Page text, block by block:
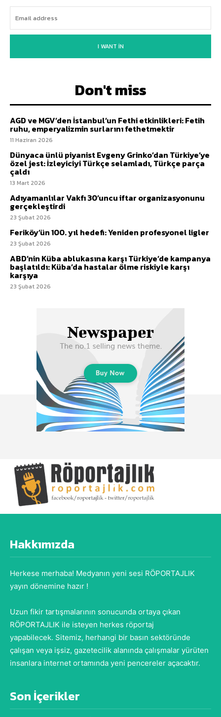
I WANT IN
Don't miss
AGD ve MGV’den İstanbul’un Fethi etkinlikleri: Fetih
ruhu, emperyalizmin surlarını fethetmektir
11 Haziran 2026
Dünyaca ünlü piyanist Evgeny Grinko’dan Türkiye’ye
özel jest: İzleyiciyi Türkçe selamladı, Türkçe parça
çaldı
13 Mart 2026
Adıyamanlılar Vakfı 30’uncu iftar organizasyonunu
gerçekleştirdi
23 Şubat 2026
Feriköy’ün 100. yıl hedefi: Yeniden profesyonel ligler
23 Şubat 2026
ABD’nin Küba ablukasına karşı Türkiye’de kampanya
başlatıldı: Küba’da hastalar ölme riskiyle karşı
karşıya
23 Şubat 2026
Hakkımızda
Herkese merhaba! Medyanın yeni sesi RÖPORTAJLIK
yayın dönemine hazır !
Uzun fikir tartışmalarının sonucunda ortaya çıkan
RÖPORTAJLIK ile isteyen herkes röportaj
yapabilecek. Sitemiz, herhangi bir basın sektöründe
çalışan veya işsiz, gazetecilik alanında çalışmalar yürüten
insanlara internet ortamında yeni pencereler açacaktır.
Son İçerikler